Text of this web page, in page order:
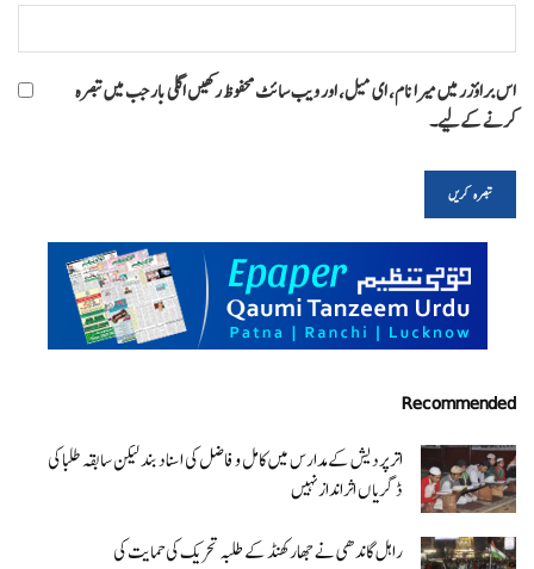
اس براؤزر میں میرا نام، ای میل، اور ویب سائٹ محفوظ رکھیں اگلی بار جب میں تبصرہ
کرنے کےلیے۔
Recommended
اتر پردیش کےمدارس میں کامل و فاضل کی اسناد بند لیکن سابقہ طلبا کی
ڈگریا ں اثرانداز نہیں
راہل گاندھی نے جھارکھنڈ کے طلبہ تحریک کی حمایت کی